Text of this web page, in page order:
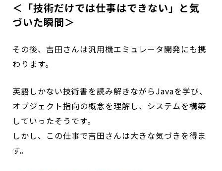
＜「技術だけでは仕事はできない」と気
づいた瞬間＞
その後、吉田さんは汎用機エミュレータ開発にも携
わります。
英語しかない技術書を読み解きながらJavaを学び、
オブジェクト指向の概念を理解し、システムを構築
していったそうです。
しかし、この仕事で吉田さんは大きな気づきを得ま
す。